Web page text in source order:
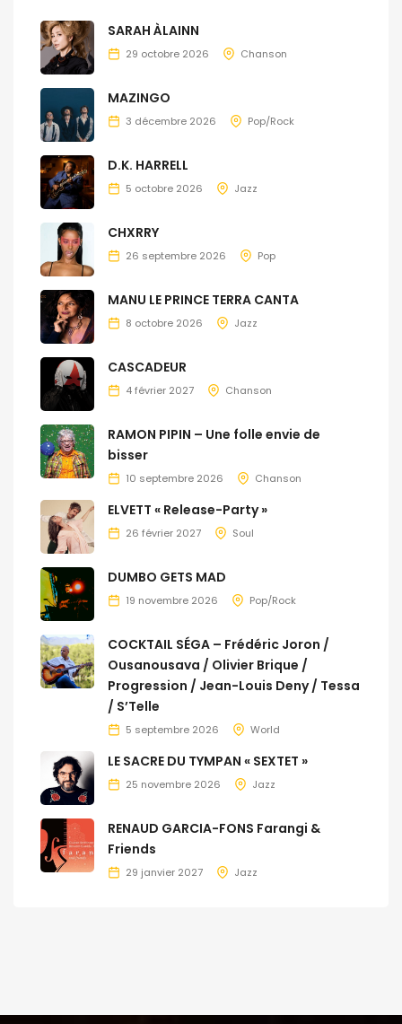
SARAH ÀLAINN
29 octobre 2026 Chanson
MAZINGO
3 décembre 2026 Pop/Rock
D.K. HARRELL
5 octobre 2026 Jazz
CHXRRY
26 septembre 2026 Pop
MANU LE PRINCE TERRA CANTA
8 octobre 2026 Jazz
CASCADEUR
4 février 2027 Chanson
RAMON PIPIN – Une folle envie de
bisser
10 septembre 2026 Chanson
ELVETT « Release-Party »
26 février 2027 Soul
DUMBO GETS MAD
19 novembre 2026 Pop/Rock
COCKTAIL SÉGA – Frédéric Joron /
Ousanousava / Olivier Brique /
Progression / Jean-Louis Deny / Tessa
/ S’Telle
5 septembre 2026 World
LE SACRE DU TYMPAN « SEXTET »
25 novembre 2026 Jazz
RENAUD GARCIA-FONS Farangi &
Friends
29 janvier 2027 Jazz